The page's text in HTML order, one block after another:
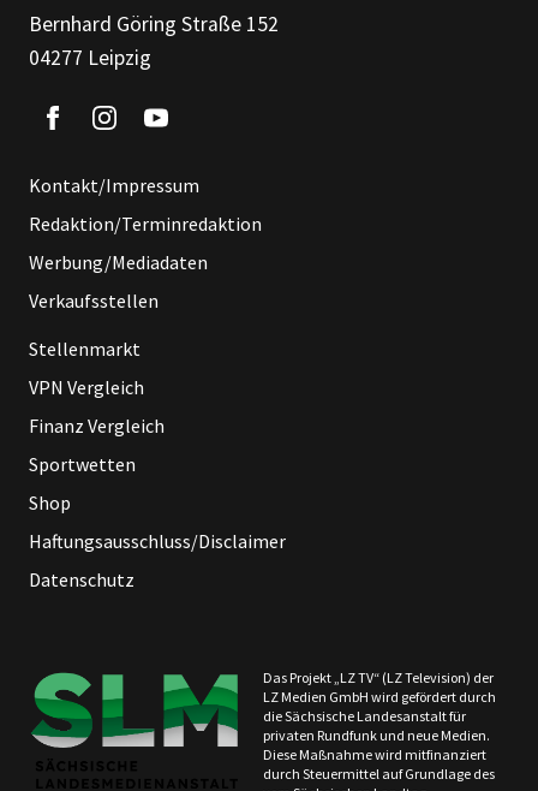
Bernhard Göring Straße 152
04277 Leipzig
Kontakt/Impressum
Redaktion/Terminredaktion
Werbung/Mediadaten
Verkaufsstellen
Stellenmarkt
VPN Vergleich
Finanz Vergleich
Sportwetten
Shop
Haftungsausschluss/Disclaimer
Datenschutz
Das Projekt „LZ TV“ (LZ Television) der
LZ Medien GmbH wird gefördert durch
die Sächsische Landesanstalt für
privaten Rundfunk und neue Medien.
Diese Maßnahme wird mitfinanziert
durch Steuermittel auf Grundlage des